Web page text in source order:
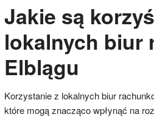
Jakie są
lokalnych biur
Elblągu
Korzystanie z lokalnych biur
które mogą znacząco wpłynąć na